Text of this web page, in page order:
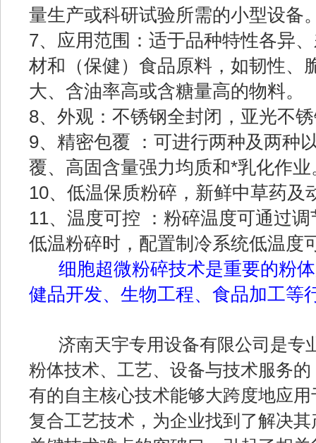
量生产或科研试验所需的小型设备
7、应用范围：适于品种特性各异
材和（保健）食品原料，如韧性、
大、含油率高或含糖量高的物料。
8、外观：不锈钢全封闭，亚光不
9、精密包覆 ：可进行两种及两种
覆、高固含量强力均质和*乳化作业
10、低温保质粉碎，新鲜中草药及
11、温度可控 ：粉碎温度可通过
低温粉碎时，配置制冷系统低温度
细胞超微粉碎技术是重要的粉体
健品开发、生物工程、食品加工等
济南天宇专用设备有限公司是专
粉体技术、工艺、设备与技术服务
有的自主核心技术能够大跨度地应
复合工艺技术，为企业找到了解决